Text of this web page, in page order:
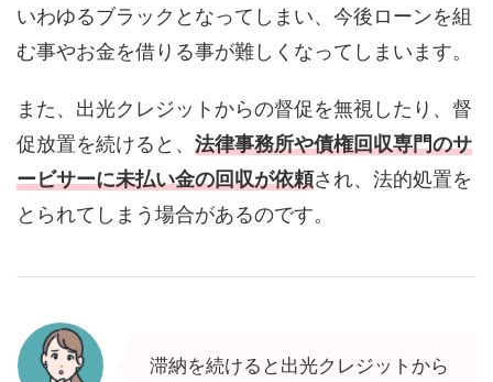
いわゆるブラックとなってしまい、今後ローンを組
む事やお金を借りる事が難しくなってしまいます。
また、出光クレジットからの督促を無視したり、督
促放置を続けると、 法律事務所や債権回収専門のサ
ービサーに未払い金の回収が依頼され、法的処置を
とられてしまう場合があるのです。
滞納を続けると出光クレジットから